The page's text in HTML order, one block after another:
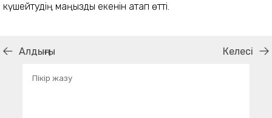
күшейтудің маңызды екенін атап өтті.
Алдыңғы Келесі